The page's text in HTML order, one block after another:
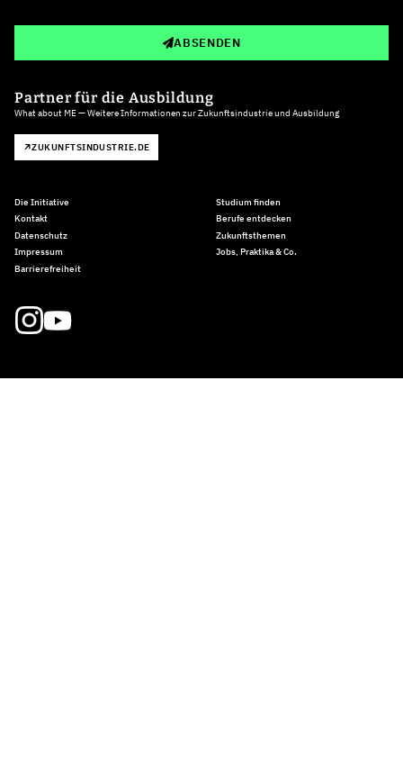
ABSENDEN
Partner für die Ausbildung
What about ME — Weitere Informationen zur Zukunftsindustrie und Ausbildung
ZUKUNFTSINDUSTRIE.DE
Die Initiative
Kontakt
Datenschutz
Impressum
Barrierefreiheit
Studium finden
Berufe entdecken
Zukunftsthemen
Jobs, Praktika & Co.